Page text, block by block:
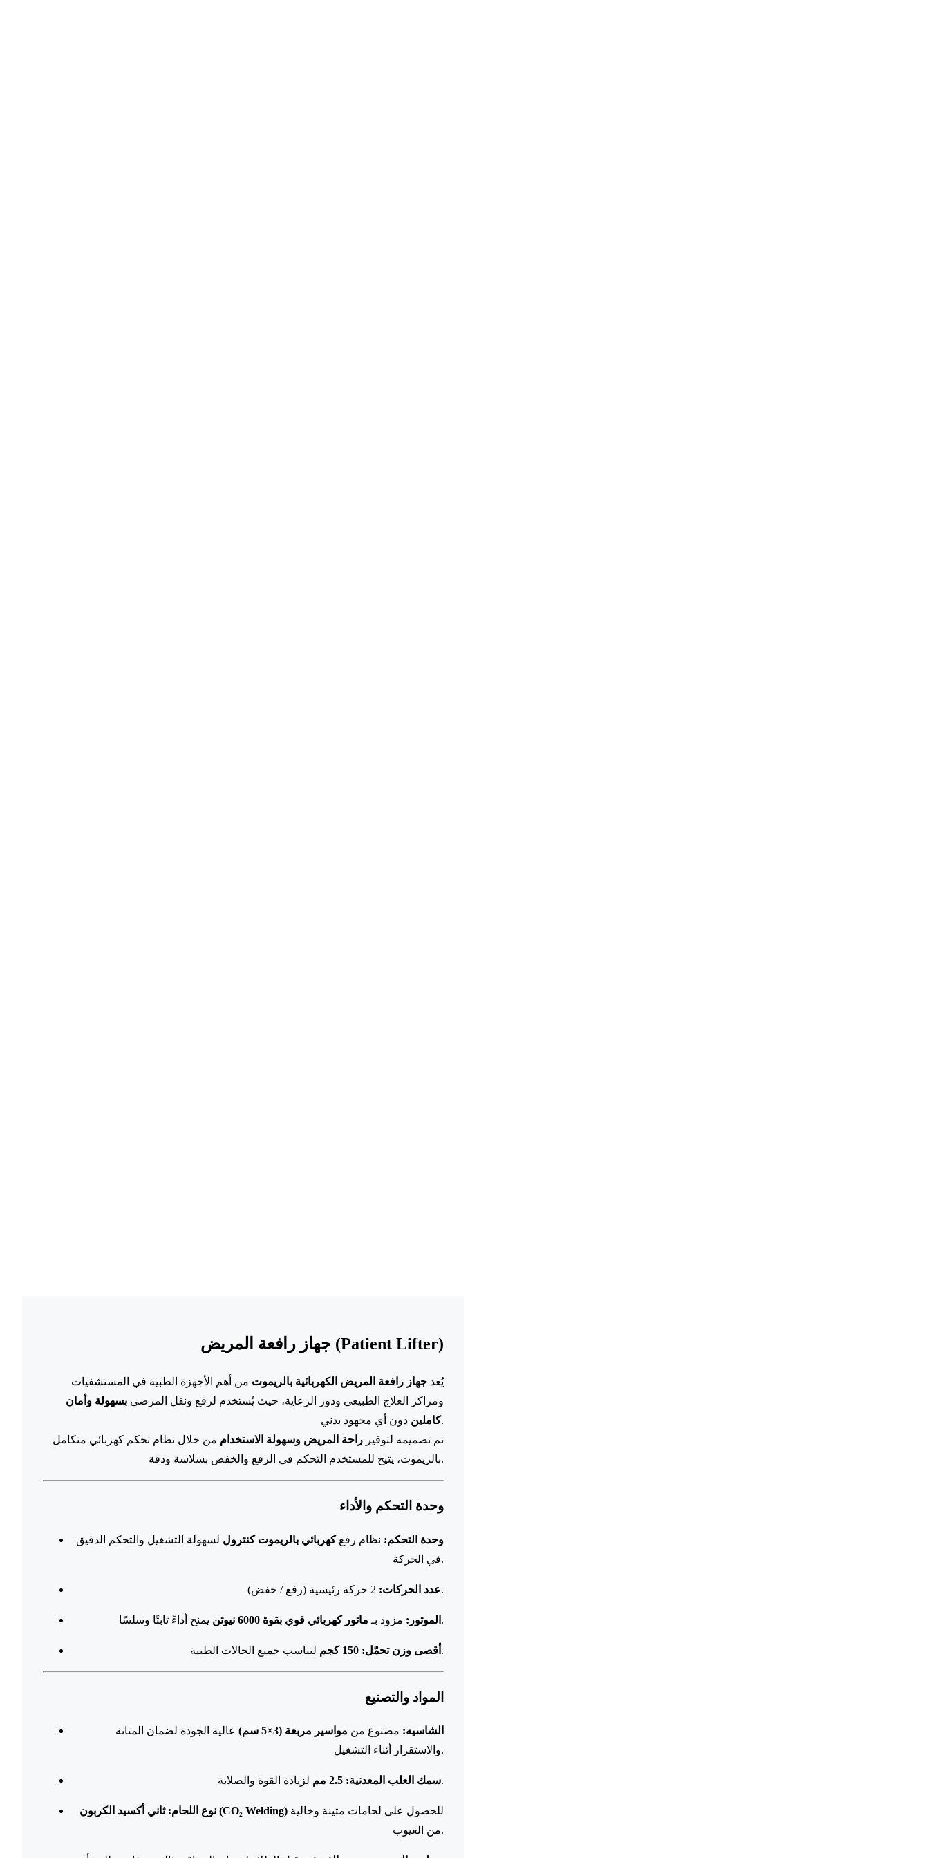
جهاز رافعة المريض (Patient Lifter)
يُعد جهاز رافعة المريض الكهربائية بالريموت من أهم الأجهزة الطبية في المستشفيات
ومراكز العلاج الطبيعي ودور الرعاية، حيث يُستخدم لرفع ونقل المرضى بسهولة وأمان
كامليندون أي مجهود بدني.
تم تصميمه لتوفير راحة المريض وسهولة الاستخدام من خلال نظام تحكم كهربائي متكامل
بالريموت، يتيح للمستخدم التحكم في الرفع والخفض بسلاسة ودقة.
وحدة التحكم والأداء
وحدة التحكم: نظام رفعكهربائي بالريموت كنترول لسهولة التشغيل والتحكم الدقيق
في الحركة.
عدد الحركات:2 حركة رئيسية (رفع / خفض).
الموتور: مزود بـ ماتور كهربائي قوي بقوة 6000 نيوتن يمنح أداءً ثابتًا وسلسًا.
أقصى وزن تحمّل: 150 كجم لتناسب جميع الحالات الطبية.
المواد والتصنيع
الشاسيه: مصنوع من مواسير مربعة (3×5 سم)
عالية الجودة لضمان المتانة
والاستقرار أثناء التشغيل.
سمك العلب المعدنية: 2.5 مم لزيادة القوة والصلابة.
نوع اللحام: ثاني أكسيد الكربون (CO₂ Welding)
من العيوب.